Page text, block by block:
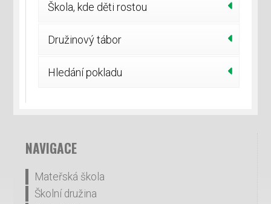
Škola, kde děti rostou
Družinový tábor
Hledání pokladu
NAVIGACE
Mateřská škola
Školní družina